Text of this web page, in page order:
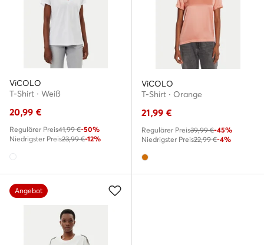
ViCOLO
T-Shirt · Weiß
20,99 €
Regulärer Preis41,99 €-50%
Niedrigster Preis23,99 €-12%
ViCOLO
T-Shirt · Orange
21,99 €
Regulärer Preis39,99 €-45%
Niedrigster Preis22,99 €-4%
Angebot